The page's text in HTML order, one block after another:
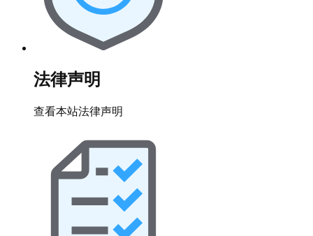
法律声明
查看本站法律声明